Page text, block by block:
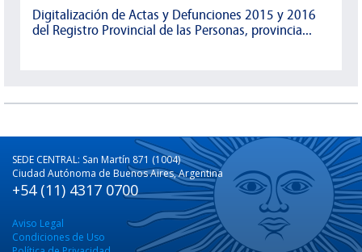
Digitalización de Actas y Defunciones 2015 y 2016
del Registro Provincial de las Personas, provincia...
SEDE CENTRAL: San Martín 871 (1004)
Ciudad Autónoma de Buenos Aires, Argentina
+54 (11) 4317 0700
Aviso Legal
Condiciones de Uso